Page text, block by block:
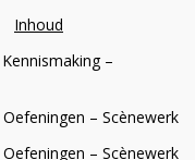
Inhoud
–
– Scènewerk
– Scènewerk